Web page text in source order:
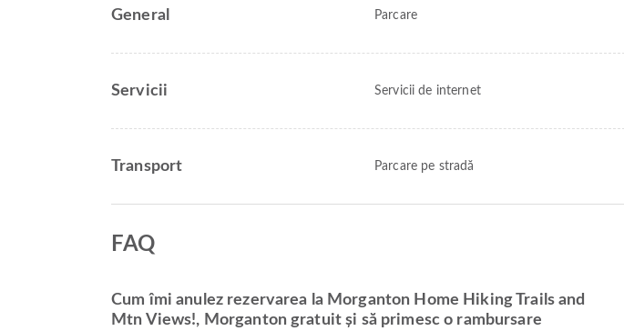
General Parcare
Servicii Servicii de internet
Transport Parcare pe stradă
FAQ
Cum îmi anulez rezervarea la Morganton Home Hiking Trails and
Mtn Views!, Morganton gratuit și să primesc o rambursare